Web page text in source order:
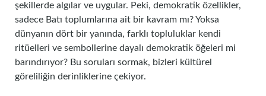
şekillerde algılar ve uygular. Peki, demokratik özellikler,
sadece Batı toplumlarına ait bir kavram mı? Yoksa
dünyanın dört bir yanında, farklı topluluklar kendi
ritüelleri ve sembollerine dayalı demokratik öğeleri mi
barındırıyor? Bu soruları sormak, bizleri kültürel
göreliliğin derinliklerine çekiyor.